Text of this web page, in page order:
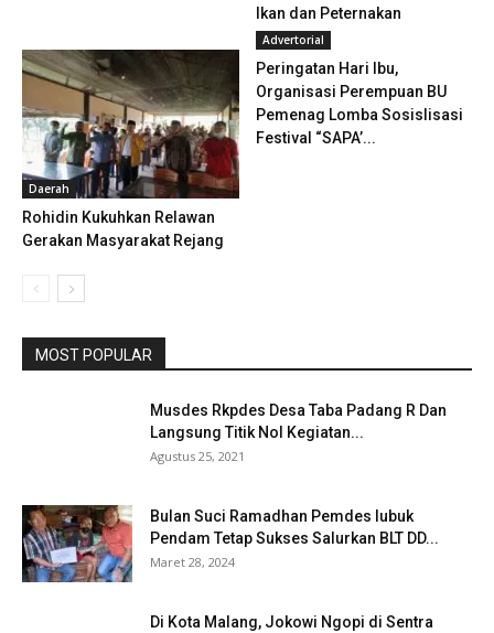
Ikan dan Peternakan
Daerah
Rohidin Kukuhkan Relawan
Gerakan Masyarakat Rejang
Advertorial
Peringatan Hari Ibu,
Organisasi Perempuan BU
Pemenag Lomba Sosislisasi
Festival “SAPA’...
MOST POPULAR
Musdes Rkpdes Desa Taba Padang R Dan
Langsung Titik Nol Kegiatan...
Agustus 25, 2021
Bulan Suci Ramadhan Pemdes lubuk
Pendam Tetap Sukses Salurkan BLT DD...
Maret 28, 2024
Di Kota Malang, Jokowi Ngopi di Sentra